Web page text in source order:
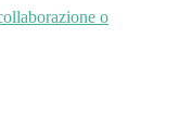
o